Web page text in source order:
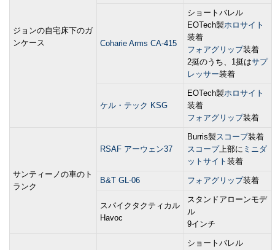
ジョンの自宅床下のガ
ンケース
Coharie Arms CA-415
ショートバレル
EOTech製ホロサイト
装着
フォアグリップ装着
2挺のうち、1挺はサプ
レッサー装着
ケル・テック KSG
EOTech製ホロサイト
装着
フォアグリップ装着
サンティーノの車のト
ランク
RSAF アーウェン37
Burris製スコープ装着
スコープ上部に ミニダ
ットサイト 装着
B&T GL-06 フォアグリップ装着
スパイクタクティカル
Havoc
スタンドアローンモデ
ル
9インチ
ショートバレル